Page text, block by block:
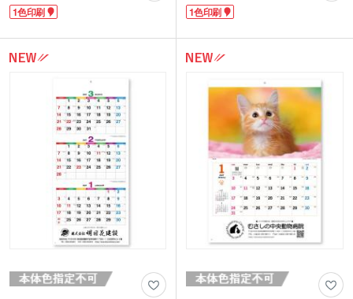
て飽きの来ないカレンダーです。
布すれば、壁掛けカレンダーは複数人の
目に触れる機会が多く、PR効果の高い
ノベルティです。
1色印刷
など長期の予定管理に便利です。六曜・
も充実。月行事も掲載され、実用性抜
群。罫線入りのメモ欄で予定の書き分け
もスムーズです。
カレンダー下部に名入れが可能。企業名
を入れて配布すれば、1年間に渡りアピ
ールできる人気のノベルティアイテムで
1色印刷